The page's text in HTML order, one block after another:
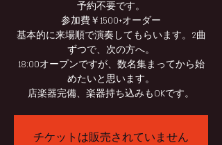
予約不要です。
参加費￥1500+オーダー
基本的に来場順で演奏してもらいます。2曲
ずつで、次の方へ。
18:00オープンですが、数名集まってから始
めたいと思います。
チケットは販売されていません